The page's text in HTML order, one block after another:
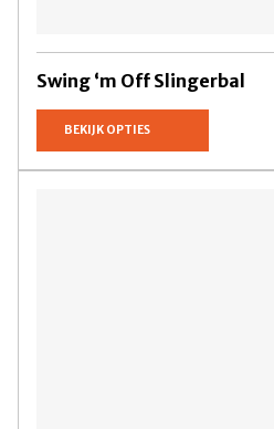
Swing ‘m Off Slingerbal
BEKIJK OPTIES